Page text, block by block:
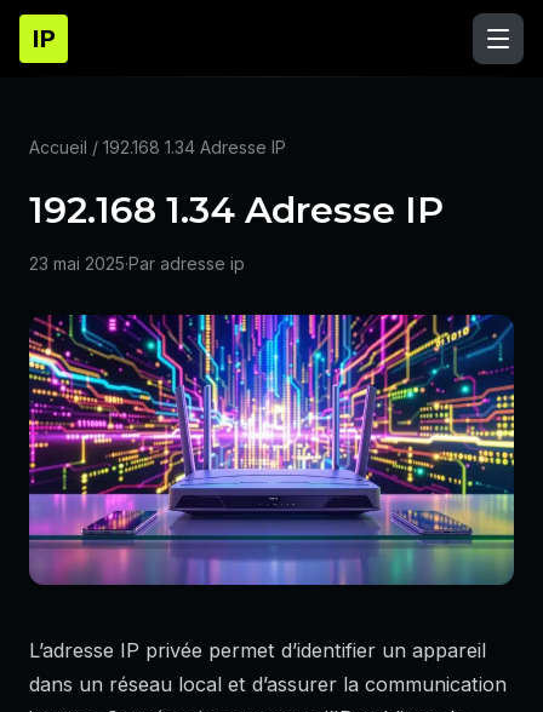
IP
Accueil / 192.168 1.34 Adresse IP
192.168 1.34 Adresse IP
23 mai 2025·Par adresse ip
L’adresse IP privée permet d’identifier un appareil
dans un réseau local et d’assurer la communication